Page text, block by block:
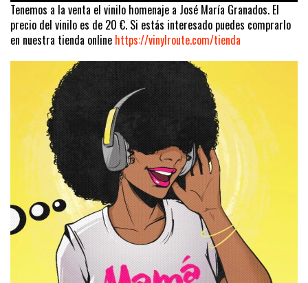
Tenemos a la venta el vinilo homenaje a José María Granados. El
precio del vinilo es de 20 €. Si estás interesado puedes comprarlo
en nuestra tienda online https://vinylroute.com/tienda